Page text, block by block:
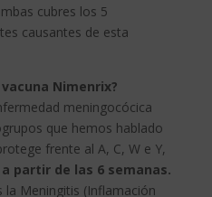
cubres los 5
causantes de esta
Nimenrix?
meningocócica
que hemos hablado
frente al A, C, W e Y,
partir de las 6 semanas.
la Meningitis (Inflamación